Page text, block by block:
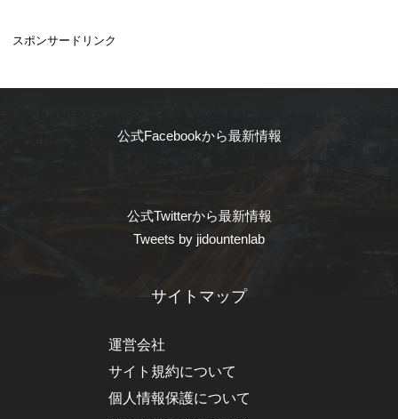
スポンサードリンク
公式Facebookから最新情報
公式Twitterから最新情報
Tweets by jidountenlab
サイトマップ
運営会社
サイト規約について
個人情報保護について